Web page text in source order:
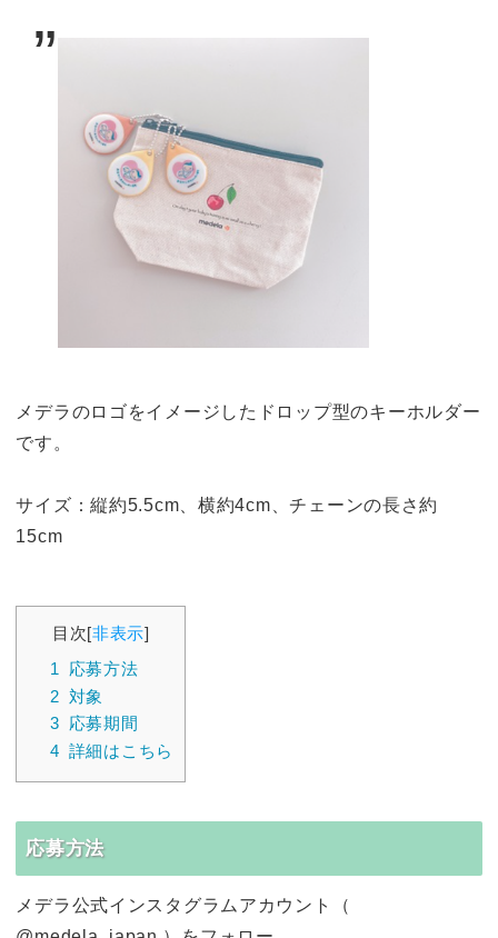
メデラのロゴをイメージしたドロップ型のキーホルダー
です。
サイズ：縦約5.5cm、横約4cm、チェーンの長さ約
15cm
目次[非表示]
1
応募方法
2 対象
3 応募期間
4 詳細はこちら
応募方法
メデラ公式インスタグラムアカウント（